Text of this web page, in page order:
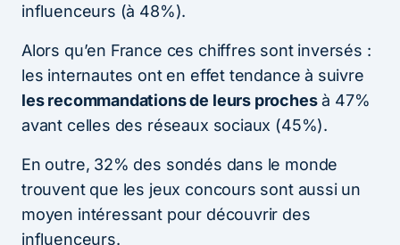
influenceurs (à 48%).
Alors qu’en France ces chiffres sont inversés :
les internautes ont en effet tendance à suivre
les recommandations de leurs prochesà 47%
avant celles des réseaux sociaux (45%).
En outre, 32% des sondés dans le monde
trouvent que les jeux concours sont aussi un
moyen intéressant pour découvrir des
influenceurs.